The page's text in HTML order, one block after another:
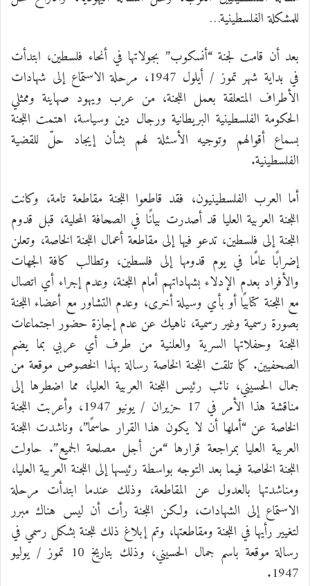
للمشكلة الفلسطينية…
بعد أن قامت لجنة “أنسكوب” بجولاتها في أنحاء فلسطين، ابتدأت
في بداية شهر تموز / أيلول 1947، مرحلة الاستماع إلى شهادات
الأطراف المتعلقة بعمل اللجنة، من عرب ويهود صهاينة وممثلي
الحكومة الفلسطينية البريطانية ورجال دين وسياسة، اهتمت اللجنة
بسماع أقوالهم وتوجيه الأسئلة لهم بشأن إيجاد حلّ للقضية
الفلسطينية.
أما العرب الفلسطينيون، فقد قاطعوا اللجنة مقاطعة تامة، وكانت
اللجنة العربية العليا قد أصدرت بيانًا في الصحافة المحلية، قبل قدوم
اللجنة إلى فلسطين، تدعو فيها إلى مقاطعة أعمال اللجنة الخاصة، وتعلن
إضرابًا عامًا في يوم قدومها إلى فلسطين، وتطالب كافة الجهات
والأفراد بعدم الإدلاء بشهاداتهم أمام اللجنة، وعدم إجراء أي اتصال
مع اللجنة كتابيًا أو بأي وسيلة أخرى، وعدم التشاور مع أعضاء اللجنة
بصورة رسمية وغير رسمية، ناهيك عن عدم إجازة حضور اجتماعات
اللجنة وحفلاتها السرية والعلنية من طرف أي عربي بما يضم
الصحفيين. كما تلقت اللجنة الخاصة رسالة بهذا الخصوص موقعة من
جمال الحسيني، نائب رئيس اللجنة العربية العليا، مما اضطرها إلى
مناقشة هذا الأمر في 17 حزيران / يونيو 1947، وأعربت اللجنة
الخاصة عن “أملها أن لا يكون هذا القرار حاسمًا”، وناشدت اللجنة
العربية العليا بمراجعة قرارها “من أجل مصلحة الجميع”. حاولت
اللجنة الخاصة فيما بعد التوجه بواسطة رئيسها إلى اللجنة العربية العليا،
ومناشدتها بالعدول عن المقاطعة، وذلك عندما ابتدأت مرحلة
الاستماع إلى الشهادات، ولكن اللجنة رأت أن ليس هناك مبرر
لتغيير رأيها في اللجنة ومقاطعتها، وتم إبلاغ ذلك للجنة بشكل رسمي في
رسالة موقعة باسم جمال الحسيني، وذلك بتاريخ 10 تموز / يوليو
1947.